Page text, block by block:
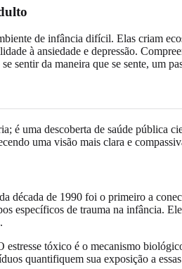
de infância difícil. Elas criam
à ansiedade e depressão.
sentir da maneira que se sente, um
é uma descoberta de saúde pública
uma visão mais clara e
de 1990 foi o primeiro a
específicos de trauma na infância.
tóxico é o mecanismo
quantifiquem sua exposição a